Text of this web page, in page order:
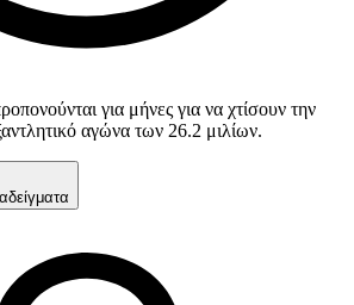
για μήνες για να χτίσουν την
αγώνα των 26.2 μιλίων.